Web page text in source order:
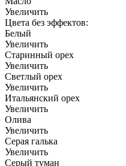
Увеличить
Цвета без эффектов:
Белый
Увеличить
Старинный орех
Увеличить
Светлый орех
Увеличить
Итальянский орех
Увеличить
Олива
Увеличить
Серая галька
Увеличить
Серый туман